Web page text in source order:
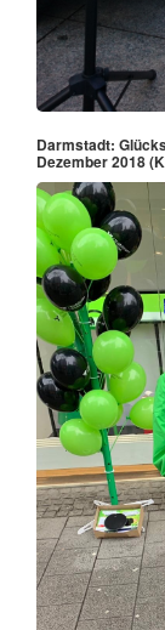
Darmstadt:
Dezember 2018